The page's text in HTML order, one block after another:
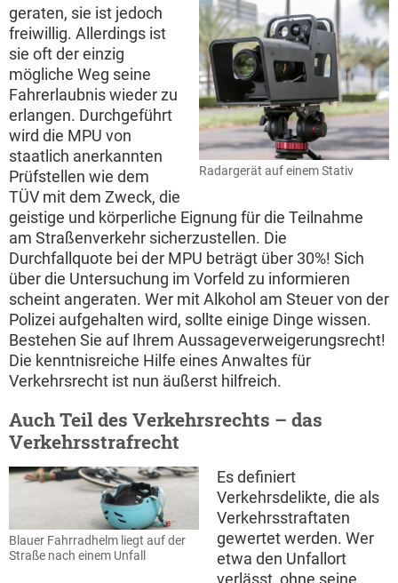
Radargerät auf einem Stativ
geraten, sie ist jedoch
freiwillig. Allerdings ist
sie oft der einzig
mögliche Weg seine
Fahrerlaubnis wieder zu
erlangen. Durchgeführt
wird die MPU von
staatlich anerkannten
Prüfstellen wie dem
TÜV mit dem Zweck, die
geistige und körperliche Eignung für die Teilnahme
am Straßenverkehr sicherzustellen. Die
Durchfallquote bei der MPU beträgt über 30%! Sich
über die Untersuchung im Vorfeld zu informieren
scheint angeraten. Wer mit Alkohol am Steuer von der
Polizei aufgehalten wird, sollte einige Dinge wissen.
Bestehen Sie auf Ihrem Aussageverweigerungsrecht!
Die kenntnisreiche Hilfe eines Anwaltes für
Verkehrsrecht ist nun äußerst hilfreich.
Auch Teil des Verkehrsrechts – das
Verkehrsstrafrecht
Blauer Fahrradhelm liegt auf der
Straße nach einem Unfall
Es definiert
Verkehrsdelikte, die als
Verkehrsstraftaten
gewertet werden. Wer
etwa den Unfallort